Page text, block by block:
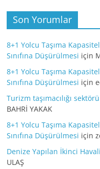
Son Yorumlar
8+1 Yolcu Taşıma
Sınıfına Düşürülmesi için
8+1 Yolcu Taşıma
Sınıfına Düşürülmesi için
Turizm taşımacılığı
BAHRİ YAKAK
8+1 Yolcu Taşıma
Sınıfına Düşürülmesi için
Denize Yapılan İkinci
ULAŞ